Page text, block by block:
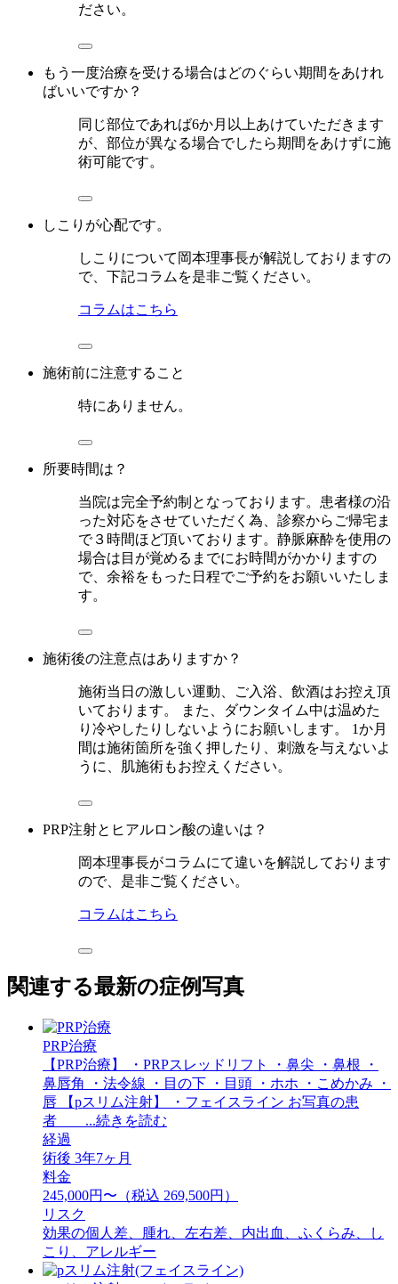
ださい。
もう一度治療を受ける場合はどのぐらい期間をあけれ
ばいいですか？
同じ部位であれば6か月以上あけていただきます
が、部位が異なる場合でしたら期間をあけずに施
術可能です。
しこりが心配です。
しこりについて岡本理事長が解説しておりますの
で、下記コラムを是非ご覧ください。
コラムはこちら
施術前に注意すること
特にありません。
所要時間は？
当院は完全予約制となっております。患者様の沿
った対応をさせていただく為、診察からご帰宅ま
で３時間ほど頂いております。静脈麻酔を使用の
場合は目が覚めるまでにお時間がかかりますの
で、余裕をもった日程でご予約をお願いいたしま
す。
施術後の注意点はありますか？
施術当日の激しい運動、ご入浴、飲酒はお控え頂
いております。 また、ダウンタイム中は温めた
り冷やしたりしないようにお願いします。 1か月
間は施術箇所を強く押したり、刺激を与えないよ
うに、肌施術もお控えください。
PRP注射とヒアルロン酸の違いは？
岡本理事長がコラムにて違いを解説しております
ので、是非ご覧ください。
コラムはこちら
関連する最新の症例写真
PRP治療
【PRP治療】 ・PRPスレッドリフト ・鼻尖 ・鼻根 ・
鼻唇角 ・法令線 ・目の下 ・目頭 ・ホホ ・こめかみ ・
唇 【pスリム注射】 ・フェイスライン お写真の患
者 ...続きを読む
経過
術後 3年7ヶ月
料金
245,000円〜（税込 269,500円）
リスク
効果の個人差、腫れ、左右差、内出血、ふくらみ、し
こり、アレルギー